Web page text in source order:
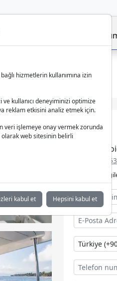
Best
+49 152
Talebinizle
hizmetlerin kullanımına izin
kullanıcı deneyiminizi optimize
reklam etkisini analiz etmek için.
veri işlemeye onay vermek zorunda
olarak web sitesinin belirli
kabul et Hepsini kabul et